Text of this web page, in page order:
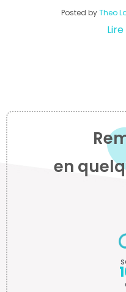
Posted byTheo
en